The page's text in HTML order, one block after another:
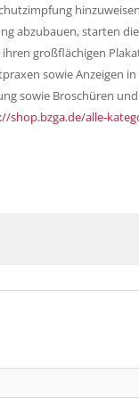
abzubauen, starten
großflächigen
sowie Anzeigen
sowie Broschüren
shop.bzga.de/alle-